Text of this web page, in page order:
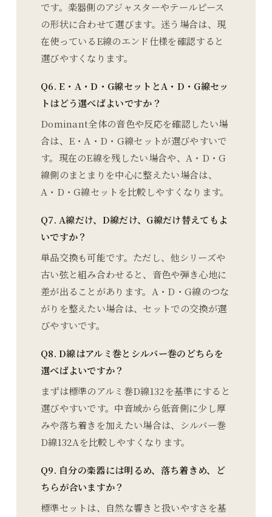
です。楽器側のアジャスターやテールピース
の形状に合わせて選びます。迷う場合は、現
在使っているE線のエンド仕様を確認すると
選びやすくなります。
Q6. E・A・D・G線セットとA・D・G線セッ
トはどう選べばよいですか？
Dominant全体の音色や反応を確認したい場
合は、E・A・D・G線セットが選びやすいで
す。現在のE線を残したい場合や、A・D・G
線側のまとまりを中心に整えたい場合は、
A・D・G線セットを比較しやすくなります。
Q7. A線だけ、D線だけ、G線だけ替えてもよ
いですか？
単品交換も可能です。ただし、他シリーズや
古い弦と組み合わせると、音色や弾き心地に
差が出ることがあります。A・D・G線のつな
がりを整えたい場合は、セットでの交換が選
びやすいです。
Q8. D線はアルミ巻とシルバー巻のどちらを
選べばよいですか？
まずは標準のアルミ巻D線132を基準にすると
選びやすいです。中音域から低音側に少し厚
みや落ち着きを加えたい場合は、シルバー巻
D線132Aを比較しやすくなります。
Q9. 自分の楽器には明るめ、落ち着きめ、ど
ちらが合いますか？
標準セットは、自然な響きと扱いやすさを基